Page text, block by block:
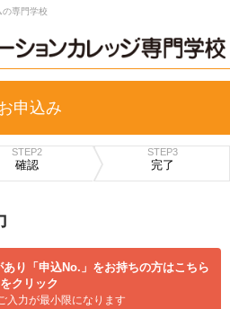
専門学校
申込み
STEP2
確認
STEP3
完了
り「申込No.」をお持ちの方はこちら
をクリック
入力が最小限になります